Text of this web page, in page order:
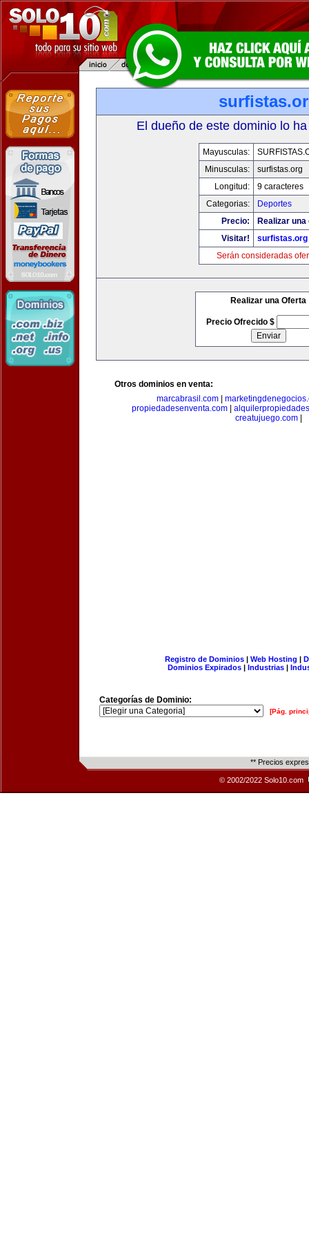
El dueño de este dominio lo
Mayusculas:
Minusculas:
surfistas.org
Longitud:
9 caracteres
Categorias:
Deportes
Precio:
Realizar
Visitar!
surfistas.org
Serán consideradas
Realizar una Oferta
Precio Ofrecido $
Otros dominios en venta:
marcabrasil.com
propiedadesenventa.com
creatujuego.com|
Registro de Dominios| Web Hosting |
Dominios Expirados | Industrias |
Categorías de Dominio:
[Pág.
** Precios
© 2002/2022 Solo10.com